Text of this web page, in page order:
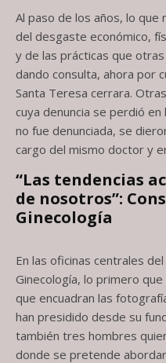
Al paso de los años, lo que
del desgaste económico,
y de las prácticas que
dando consulta, ahora por
Santa Teresa cerrara.
cuya denuncia se perdió
no fue denunciada, se
cargo del mismo doctor y
“Las tendencias
de nosotros”:
Ginecología
En las oficinas centrales
Ginecología, lo primero
que encuadran las
han presidido desde su
también tres hombres
donde se pretende